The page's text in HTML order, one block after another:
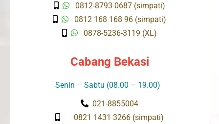
0812-8793-0687 (simpati)
0812 168 168 96 (simpati)
0878-5236-3119 (XL)
Cabang Bekasi
Senin – Sabtu (08.00 – 19.00)
021-8855004
0821 1431 3266 (simpati)